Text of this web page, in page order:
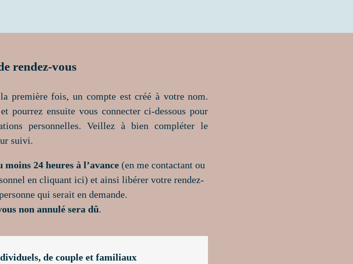
rendez-vous
première fois, un compte est créé à votre nom.
pourrez ensuite vous connecter ci-dessous pour
personnelles. Veillez à bien compléter le
suivi.
moins 24 heures à l’avance(en me contactant ou
en cliquant ici) et ainsi libérer votre rendez-
qui serait en demande.
non annulé sera dû.
de couple et familiaux